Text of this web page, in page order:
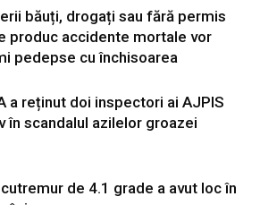
băuți, drogați sau fără permis
produc accidente mortale vor
pedepse cu închisoarea
a reținut doi inspectori ai AJPIS
în scandalul azilelor groazei
cutremur de 4.1 grade a avut loc în